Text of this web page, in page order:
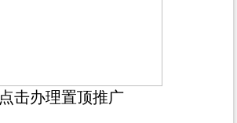
点击办理置顶推广